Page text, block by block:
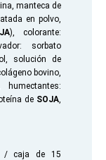
manteca de
en polvo,
), colorante:
sorbato
solución de
bovino,
de SOJA,
/ caja de 15